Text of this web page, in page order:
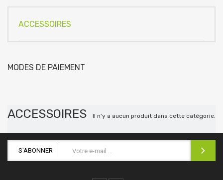
ACCESSOIRES
MODES DE PAIEMENT
ACCESSOIRES Il n'y a aucun produit dans cette catégorie.
S'ABONNER